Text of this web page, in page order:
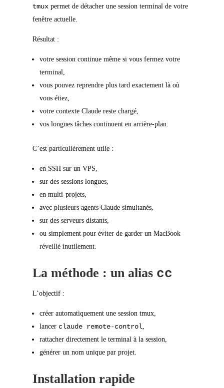
tmuxpermet de détacher une session terminal de votre
fenêtre actuelle.
Résultat :
votre session continue même si vous fermez votre
terminal,
vous pouvez reprendre plus tard exactement là où
vous étiez,
votre contexte Claude reste chargé,
vos longues tâches continuent en arrière-plan.
C’est particulièrement utile :
en SSH sur un VPS,
sur des sessions longues,
en multi-projets,
avec plusieurs agents Claude simultanés,
sur des serveurs distants,
ou simplement pour éviter de garder un MacBook
réveillé inutilement.
La méthode : un alias cc
L’objectif :
créer automatiquement une session tmux,
lancer claude remote-control
rattacher directement le terminal à la session,
générer un nom unique par projet.
Installation rapide